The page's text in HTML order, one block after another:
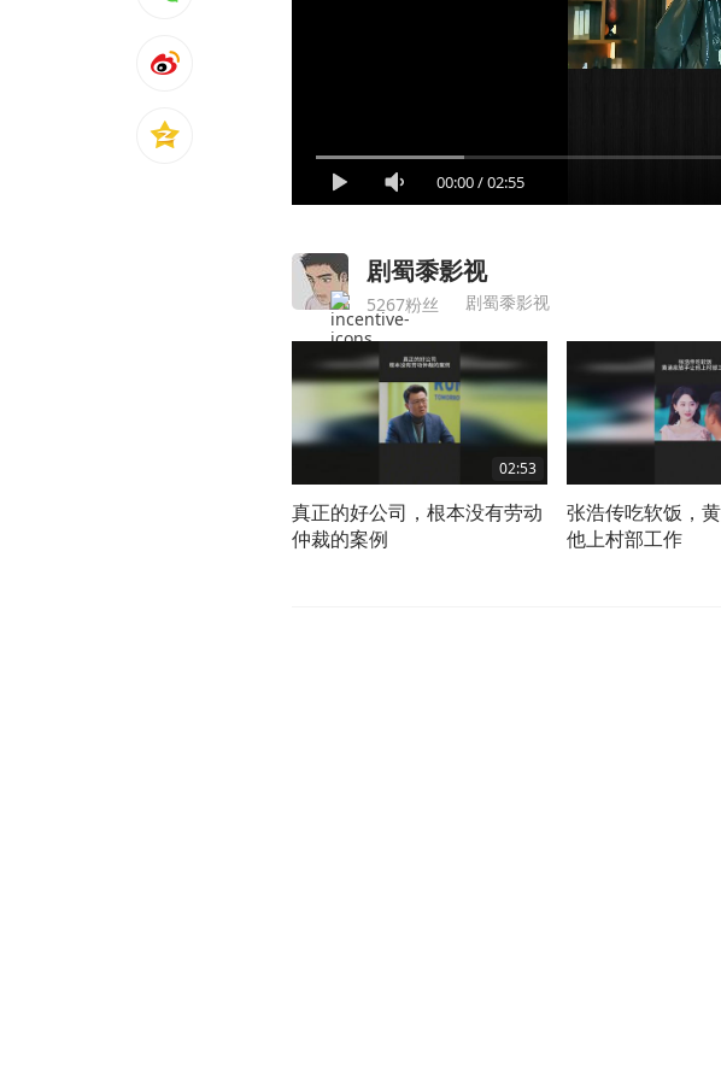
00:00/02:55
剧蜀黍影视
5267粉丝 剧蜀黍影视
02:53
真正的好公司，根本没有劳动
仲裁的案例
张浩传吃软饭，
他上村部工作